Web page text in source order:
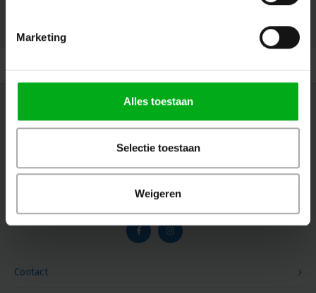
Marketing
Alles toestaan
Selectie toestaan
Weigeren
© Copyright 2026 Megalight sa/nv - Theme by Shopmonkey
Contact
Volg ons